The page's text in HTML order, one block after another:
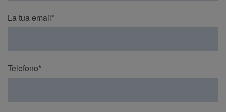
La tua email*
Telefono*